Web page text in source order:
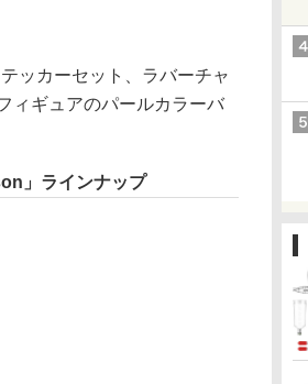
ッカーセット、ラバーチャ
ィギュアのパールカラーバ
」ラインナップ